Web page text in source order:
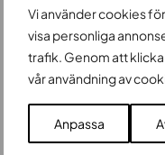
Vi använder cookies
visa personliga
trafik. Genom att
vår användning av
Anpassa